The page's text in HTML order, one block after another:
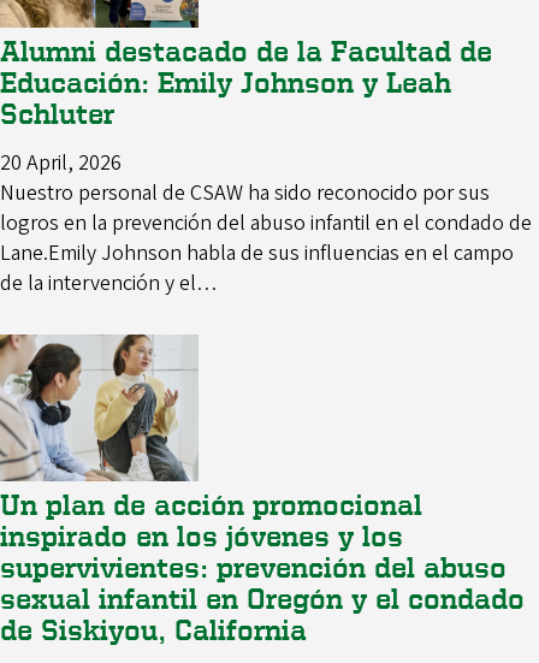
Alumni destacado de la Facultad de
Educación: Emily Johnson y Leah
Schluter
20 April, 2026
Nuestro personal de CSAW ha sido reconocido por sus
logros en la prevención del abuso infantil en el condado de
Lane.Emily Johnson habla de sus influencias en el campo
de la intervención y el…
Un plan de acción promocional
inspirado en los jóvenes y los
supervivientes: prevención del abuso
sexual infantil en Oregón y el condado
de Siskiyou, California